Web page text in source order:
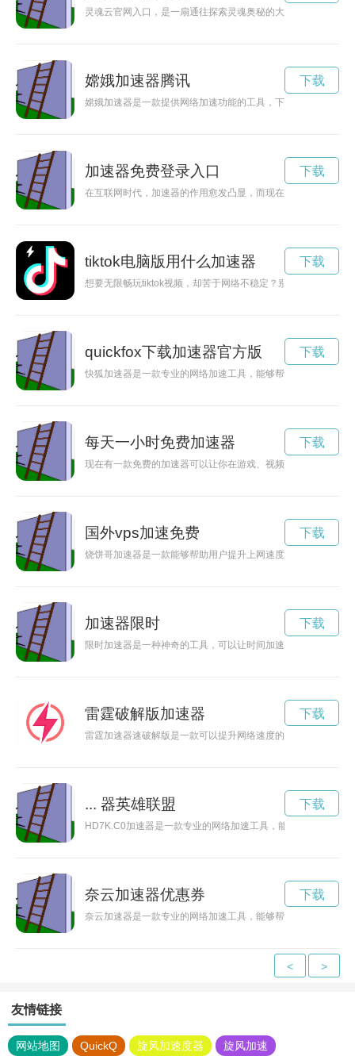
灵魂云官网入口，是一扇通往探索灵魂奥秘的大门。在这里，
嫦娥加速器腾讯
嫦娥加速器是一款提供网络加速功能的工具，下载安装后可以
下载
加速器免费登录入口
在互联网时代，加速器的作用愈发凸显，而现在有一款免费加
下载
tiktok电脑版用什么加速器
想要无限畅玩tiktok视频，却苦于网络不稳定？别担心！现在有
下载
quickfox下载加速器官方版
快狐加速器是一款专业的网络加速工具，能够帮助用户解决网
下载
每天一小时免费加速器
现在有一款免费的加速器可以让你在游戏、视频等网络应用中
下载
国外vps加速免费
烧饼哥加速器是一款能够帮助用户提升上网速度的工具，通过
下载
加速器限时
限时加速器是一种神奇的工具，可以让时间加速，帮助我们更
下载
雷霆破解版加速器
雷霆加速器速破解版是一款可以提升网络速度的科技产品，通
下载
... 器英雄联盟
HD7K.C0加速器是一款专业的网络加速工具，能够帮助用户快
下载
奈云加速器优惠券
奈云加速器是一款专业的网络加速工具，能够帮助用户提升网
下载
< >
友情链接
网站地图 QuickQ 旋风加速度器 旋风加速